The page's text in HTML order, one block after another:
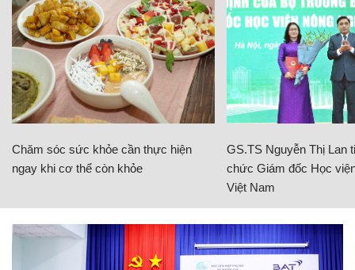
Chăm sóc sức khỏe cần thực hiện
ngay khi cơ thể còn khỏe
GS.TS Nguyễn Thị Lan
chức Giám đốc Học
Việt Nam